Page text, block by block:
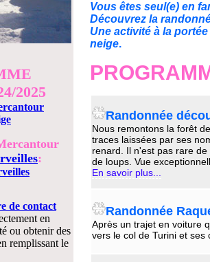
2025
:
de contact
en
ou obtenir des
remplissant le
Vous êtes seul(e) en
Découvrez la
Une activité à la
neige.
Randonnée
Nous remontons la forêt
traces laissées par ses
renard. Il n'est pas rare
de loups. Vue
En savoir plus...
Randonnée
Après un trajet en voiture
vers le col de Turini et ses